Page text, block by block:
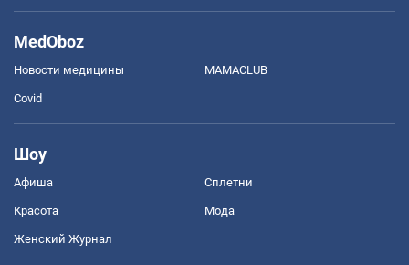
MedOboz
Новости медицины MAMACLUB
Covid
Шоу
Афиша Сплетни
Красота Мода
Женский Журнал